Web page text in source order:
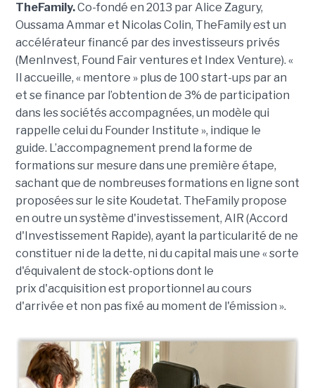
TheFamily.Co-fondé en 2013 par Alice Zagury,
Oussama Ammar et Nicolas Colin, TheFamily est un
accélérateur financé par des investisseurs privés
(MenInvest, Found Fair ventures et Index Venture). «
Il accueille, « mentore » plus de 100 start-ups par an
et se finance par l’obtention de 3% de participation
dans les sociétés accompagnées, un modèle qui
rappelle celui du Founder Institute », indique le
guide. L’accompagnement prend la forme de
formations sur mesure dans une première étape,
sachant que de nombreuses formations en ligne sont
proposées sur le site Koudetat. TheFamily propose
en outre un système d'investissement, AIR (Accord
d'Investissement Rapide), ayant la particularité de ne
constituer ni de la dette, ni du capital mais une « sorte
d'équivalent de stock-options dont le
prix d'acquisition est proportionnel au cours
d'arrivée et non pas fixé au moment de l'émission ».